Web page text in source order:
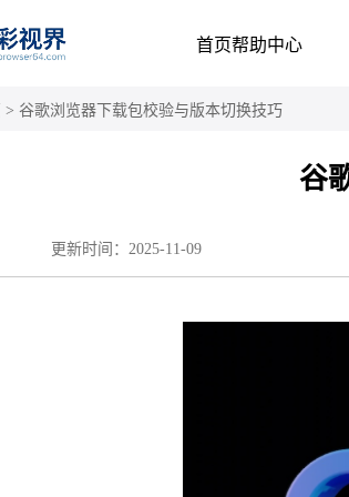
首页帮助中心
> 谷歌浏览器下载包校验与版本切换技巧
谷
更新时间： 2025-11-09